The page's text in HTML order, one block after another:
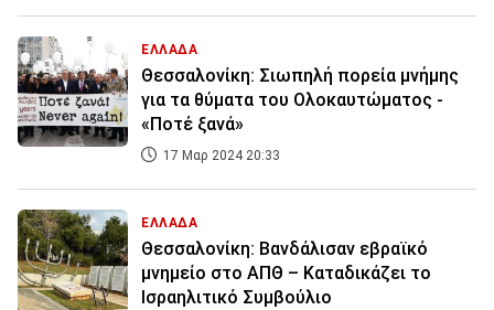
ΕΛΛΑΔΑ
Θεσσαλονίκη: Σιωπηλή πορεία μνήμης
για τα θύματα του Ολοκαυτώματος -
«Ποτέ ξανά»
17 Μαρ 2024 20:33
ΕΛΛΑΔΑ
Θεσσαλονίκη: Βανδάλισαν εβραϊκό
μνημείο στο ΑΠΘ – Καταδικάζει το
Ισραηλιτικό Συμβούλιο